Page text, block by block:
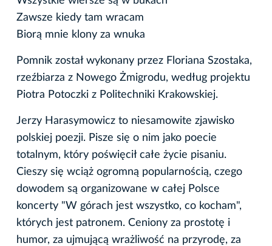
Zawsze kiedy tam wracam
Biorą mnie klony za wnuka
Pomnik został wykonany przez Floriana Szostaka,
rzeźbiarza z Nowego Żmigrodu, według projektu
Piotra Potoczki z Politechniki Krakowskiej.
Jerzy Harasymowicz to niesamowite zjawisko
polskiej poezji. Pisze się o nim jako poecie
totalnym, który poświęcił całe życie pisaniu.
Cieszy się wciąż ogromną popularnością, czego
dowodem są organizowane w całej Polsce
koncerty "W górach jest wszystko, co kocham",
których jest patronem. Ceniony za prostotę i
humor, za ujmującą wrażliwość na przyrodę, za